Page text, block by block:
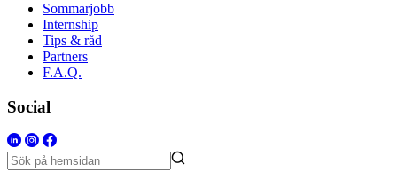
Sommarjobb
Internship
Tips & råd
Partners
F.A.Q.
Social